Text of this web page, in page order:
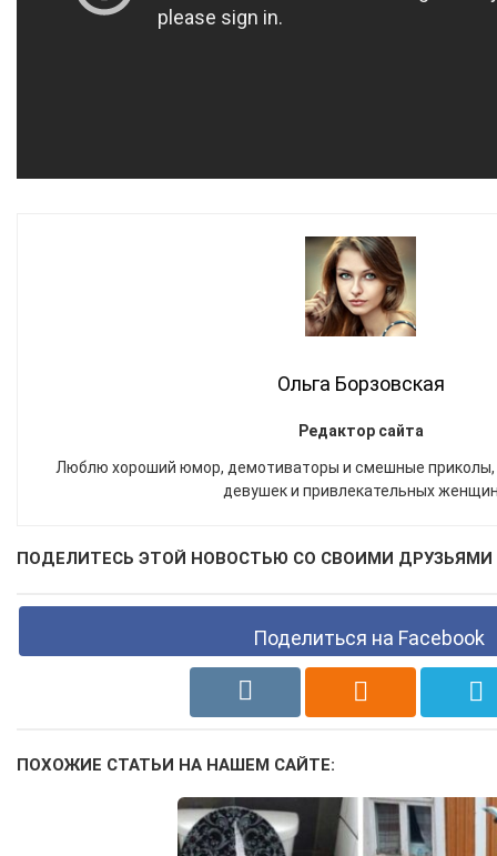
Ольга Борзовская
Редактор сайта
Люблю хороший юмор, демотиваторы и смешные
девушек и привлекательных
ПОДЕЛИТЕСЬ ЭТОЙ НОВОСТЬЮ СО СВОИМИ ДРУЗЬЯМИ
Поделиться на Facebook
ПОХОЖИЕ СТАТЬИ НА НАШЕМ САЙТЕ: